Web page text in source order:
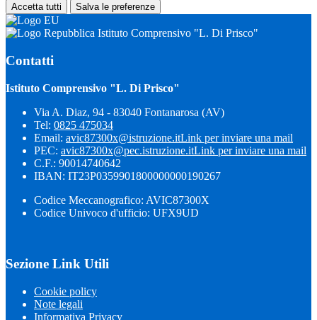
Accetta tutti Salva le preferenze
Istituto Comprensivo "L. Di Prisco"
Contatti
Istituto Comprensivo "L. Di Prisco"
Via A. Diaz, 94 - 83040 Fontanarosa (AV)
Tel: 0825 475034
Email: avic87300x@istruzione.itLink per inviare una mail
PEC: avic87300x@pec.istruzione.itLink per inviare una mail
C.F.: 90014740642
IBAN: IT23P0359901800000000190267
Codice Meccanografico: AVIC87300X
Codice Univoco d'ufficio: UFX9UD
Sezione Link Utili
Cookie policy
Note legali
Informativa Privacy